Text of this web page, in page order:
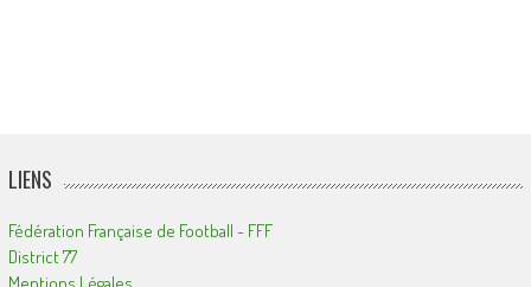
LIENS
Fédération Française de Football - FFF
District 77